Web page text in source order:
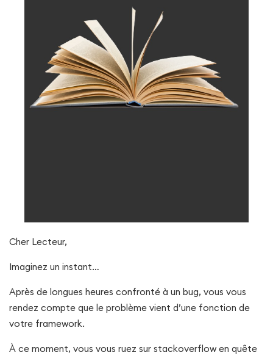
Cher Lecteur,
Imaginez un instant…
Après de longues heures confronté à un bug, vous vous
rendez compte que le problème vient d’une fonction de
votre framework.
À ce moment, vous vous ruez sur stackoverflow en quête